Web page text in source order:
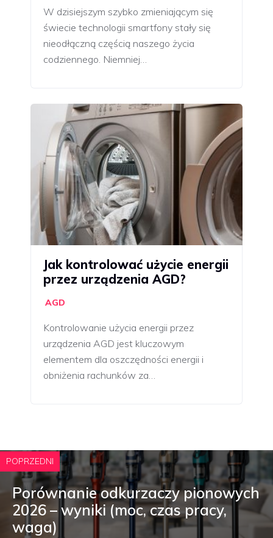
W dzisiejszym szybko zmieniającym się
świecie technologii smartfony stały się
nieodłączną częścią naszego życia
codziennego. Niemniej…
Jak kontrolować użycie energii
przez urządzenia AGD?
AGD
Kontrolowanie użycia energii przez
urządzenia AGD jest kluczowym
elementem dla oszczędności energii i
obniżenia rachunków za…
POPRZEDNI
Porównanie odkurzaczy pionowych
2026 – wyniki (moc, czas pracy,
waga)